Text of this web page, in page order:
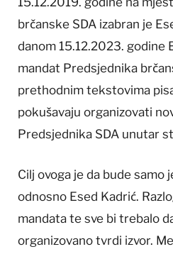
brčanske SDA izabran je
danom 15.12.2023. godine
mandat Predsjednika
prethodnim tekstovima
pokušavaju organizovati
Predsjednika SDA unutar
Cilj ovoga je da bude samo
odnosno Esed Kadrić.
mandata te sve bi trebalo
organizovano tvrdi izvor.